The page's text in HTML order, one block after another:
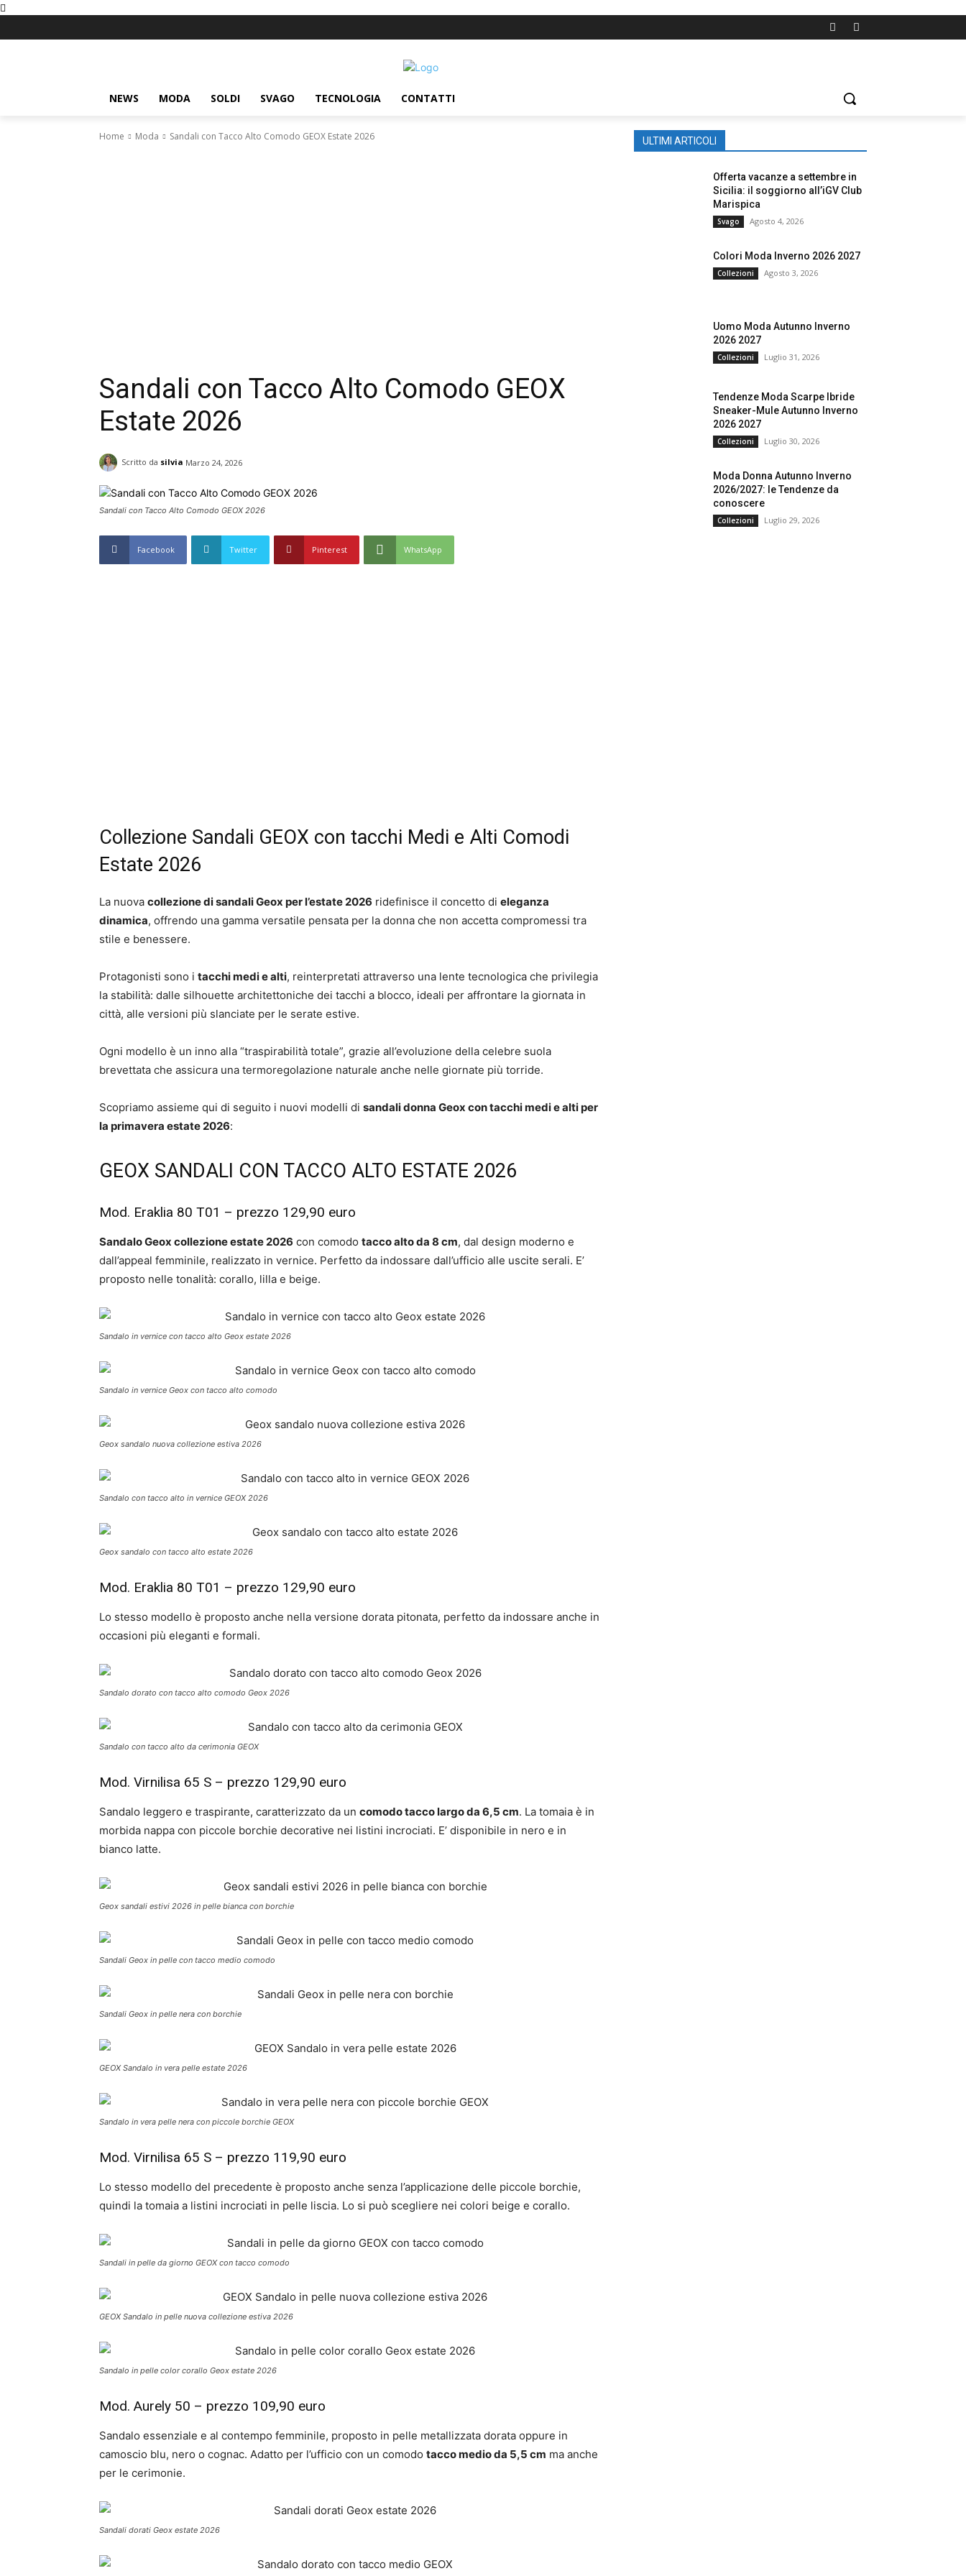
NEWS MODA SOLDI SVAGO TECNOLOGIA CONTATTI
Home Moda Sandali con Tacco Alto Comodo GEOX Estate 2026
Sandali con Tacco Alto Comodo GEOX
Estate 2026
Scritto da silvia Marzo 24, 2026
Sandali con Tacco Alto Comodo GEOX 2026
Facebook Twitter Pinterest WhatsApp
Collezione Sandali GEOX con tacchi Medi e Alti Comodi
Estate 2026
La nuova collezione di sandali Geox per l’estate 2026 ridefinisce il concetto di eleganza
dinamica, offrendo una gamma versatile pensata per la donna che non accetta compromessi tra
stile e benessere.
Protagonisti sono i tacchi medi e alti, reinterpretati attraverso una lente tecnologica che privilegia
la stabilità: dalle silhouette architettoniche dei tacchi a blocco, ideali per affrontare la giornata in
città, alle versioni più slanciate per le serate estive.
Ogni modello è un inno alla “traspirabilità totale”, grazie all’evoluzione della celebre suola
brevettata che assicura una termoregolazione naturale anche nelle giornate più torride.
Scopriamo assieme qui di seguito i nuovi modelli di sandali donna Geox con tacchi medi e alti per
la primavera estate 2026:
GEOX SANDALI CON TACCO ALTO ESTATE 2026
Mod. Eraklia 80 T01 – prezzo 129,90 euro
Sandalo Geox collezione estate 2026 con comodo tacco alto da 8 cm, dal design moderno e
dall’appeal femminile, realizzato in vernice. Perfetto da indossare dall’ufficio alle uscite serali. E’
proposto nelle tonalità: corallo, lilla e beige.
Sandalo in vernice con tacco alto Geox estate 2026
Sandalo in vernice Geox con tacco alto comodo
Geox sandalo nuova collezione estiva 2026
Sandalo con tacco alto in vernice GEOX 2026
Geox sandalo con tacco alto estate 2026
Mod. Eraklia 80 T01 – prezzo 129,90 euro
Lo stesso modello è proposto anche nella versione dorata pitonata, perfetto da indossare anche in
occasioni più eleganti e formali.
Sandalo dorato con tacco alto comodo Geox 2026
Sandalo con tacco alto da cerimonia GEOX
Mod. Virnilisa 65 S – prezzo 129,90 euro
Sandalo leggero e traspirante, caratterizzato da un comodo tacco largo da 6,5 cm. La tomaia è in
morbida nappa con piccole borchie decorative nei listini incrociati. E’ disponibile in nero e in
bianco latte.
Geox sandali estivi 2026 in pelle bianca con borchie
Sandali Geox in pelle con tacco medio comodo
Sandali Geox in pelle nera con borchie
GEOX Sandalo in vera pelle estate 2026
Sandalo in vera pelle nera con piccole borchie GEOX
Mod. Virnilisa 65 S – prezzo 119,90 euro
Lo stesso modello del precedente è proposto anche senza l’applicazione delle piccole borchie,
quindi la tomaia a listini incrociati in pelle liscia. Lo si può scegliere nei colori beige e corallo.
Sandali in pelle da giorno GEOX con tacco comodo
GEOX Sandalo in pelle nuova collezione estiva 2026
Sandalo in pelle color corallo Geox estate 2026
Mod. Aurely 50 – prezzo 109,90 euro
Sandalo essenziale e al contempo femminile, proposto in pelle metallizzata dorata oppure in
camoscio blu, nero o cognac. Adatto per l’ufficio con un comodo tacco medio da 5,5 cm ma anche
per le cerimonie.
Sandali dorati Geox estate 2026
ULTIMI ARTICOLI
Offerta vacanze a settembre in
Sicilia: il soggiorno all’iGV Club
Marispica
Svago Agosto 4, 2026
Colori Moda Inverno 2026 2027
Collezioni Agosto 3, 2026
Uomo Moda Autunno Inverno
2026 2027
Collezioni Luglio 31, 2026
Tendenze Moda Scarpe Ibride
Sneaker-Mule Autunno Inverno
2026 2027
Collezioni Luglio 30, 2026
Moda Donna Autunno Inverno
2026/2027: le Tendenze da
conoscere
Collezioni Luglio 29, 2026